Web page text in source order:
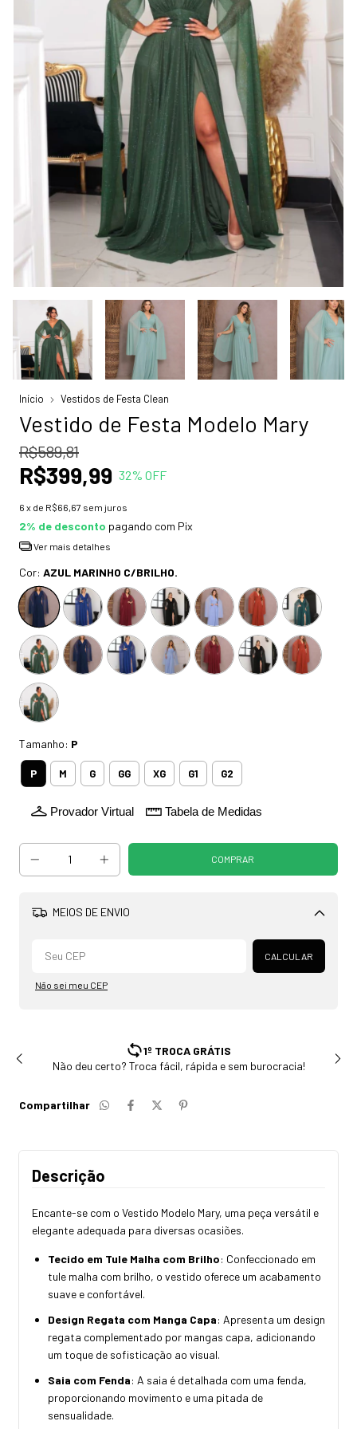
Início Vestidos de Festa Clean
Vestido de Festa Modelo Mary
R$589,81
R$399,99 32% OFF
6 x de R$66,67 sem juros
2% de desconto pagando com Pix
Ver mais detalhes
Cor: AZUL MARINHO C/BRILHO.
Tamanho: P
P M G GG XG G1 G2
Provador Virtual Tabela de Medidas
MEIOS DE ENVIO
Alterar CEP
CALCULAR
Não sei meu CEP
1º TROCA GRÁTIS
Não deu certo? Troca fácil, rápida e sem burocracia!
Compartilhar
Descrição
Encante-se com o Vestido Modelo Mary, uma peça versátil e
elegante adequada para diversas ocasiões.
Tecido em Tule Malha com Brilho: Confeccionado em
tule malha com brilho, o vestido oferece um acabamento
suave e confortável.
Design Regata com Manga Capa: Apresenta um design
regata complementado por mangas capa, adicionando
um toque de sofisticação ao visual.
Saia com Fenda: A saia é detalhada com uma fenda,
proporcionando movimento e uma pitada de
sensualidade.